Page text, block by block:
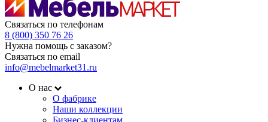
Связаться по телефонам
8 (800) 350 76 26
Нужна помощь с заказом?
Связаться по email
info@mebelmarket31.ru
О нас
О фабрике
Наши коллекции